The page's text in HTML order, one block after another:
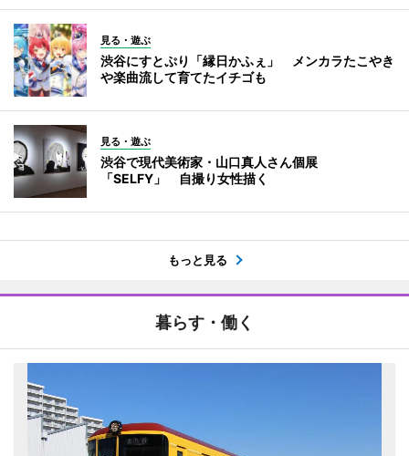
見る・遊ぶ
渋谷にすとぷり「縁日かふぇ」 メンカラたこやき
や楽曲流して育てたイチゴも
見る・遊ぶ
渋谷で現代美術家・山口真人さん個展
「SELFY」 自撮り女性描く
もっと見る
暮らす・働く